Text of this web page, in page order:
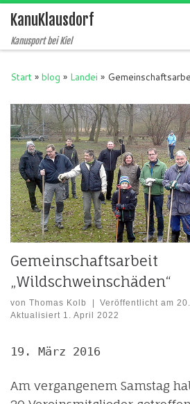
Zum Inhalt springen
KanuKlausdorf
Kanusport bei Kiel
Start » blog » Landei »
Gemeinschaftsarbeit
„Wildschweinschäden“
von Thomas Kolb Veröffentlicht am
Aktualisiert 1. April 2022
19. März 2016
Am vergangenem Samstag